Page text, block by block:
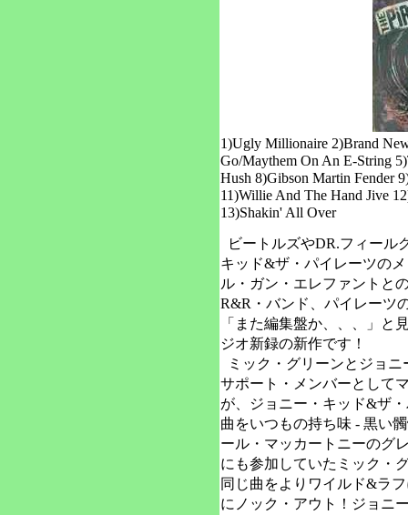
1)Ugly Millionaire 2)Brand
Go/Maythem On An E-String
Hush 8)Gibson Martin Fender
11)Willie And The Hand Jive
13)Shakin' All Over
ビートルズやDR.フィール
キッド&ザ・パイレーツの
ル・ガン・エレファントと
R&R・バンド、パイレーツ
「また編集盤か、、、」と
ジオ新録の新作です！
ミック・グリーンとジョ
サポート・メンバーとして
が、ジョニー・キッド&ザ
曲をいつもの持ち味 - 黒い
ール・マッカートニーのグ
にも参加していたミック・
同じ曲をよりワイルド&ラ
にノック・アウト！ジョニ